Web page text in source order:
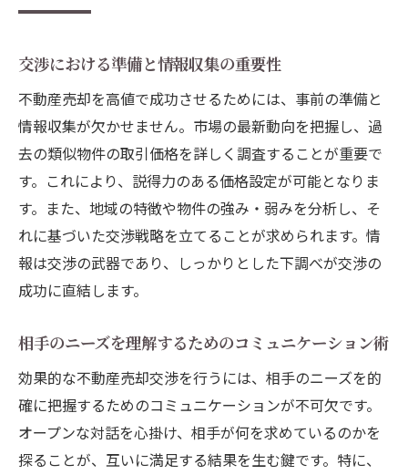
交渉における準備と情報収集の重要性
不動産売却を高値で成功させるためには、事前の準備と
情報収集が欠かせません。市場の最新動向を把握し、過
去の類似物件の取引価格を詳しく調査することが重要で
す。これにより、説得力のある価格設定が可能となりま
す。また、地域の特徴や物件の強み・弱みを分析し、そ
れに基づいた交渉戦略を立てることが求められます。情
報は交渉の武器であり、しっかりとした下調べが交渉の
成功に直結します。
相手のニーズを理解するためのコミュニケーション術
効果的な不動産売却交渉を行うには、相手のニーズを的
確に把握するためのコミュニケーションが不可欠です。
オープンな対話を心掛け、相手が何を求めているのかを
探ることが、互いに満足する結果を生む鍵です。特に、